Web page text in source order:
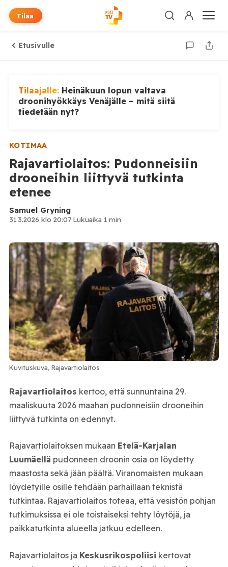
Tilaa
Etusivulle
Tilaajalle: Heinäkuun lopun valtava
droonihyökkäys Venäjälle – mitä siitä
tiedetään nyt?
KOTIMAA
Rajavartiolaitos: Pudonneisiin
drooneihin liittyvä tutkinta
etenee
Samuel Gryning
31.3.2026 klo 20:07·Lukuaika 1 min
Kuvituskuva, Rajavartiolaitos
Rajavartiolaitos kertoo, että sunnuntaina 29.
maaliskuuta 2026 maahan pudonneisiin drooneihin
liittyvä tutkinta on edennyt.
Rajavartiolaitoksen mukaan Etelä-Karjalan
Luumäellä pudonneen droonin osia on löydetty
maastosta sekä jään päältä. Viranomaisten mukaan
löydetyille osille tehdään parhaillaan teknistä
tutkintaa. Rajavartiolaitos toteaa, että vesistön pohjan
tutkimuksissa ei ole toistaiseksi tehty löytöjä, ja
paikkatutkinta alueella jatkuu edelleen.
Rajavartiolaitos ja Keskusrikospoliisi kertovat